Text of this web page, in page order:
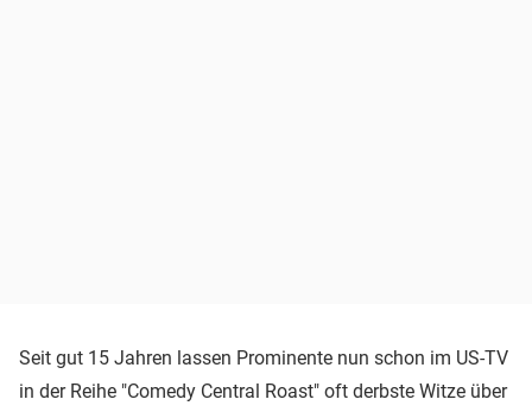
Seit gut 15 Jahren lassen Prominente nun schon im US-TV
in der Reihe "Comedy Central Roast" oft derbste Witze über